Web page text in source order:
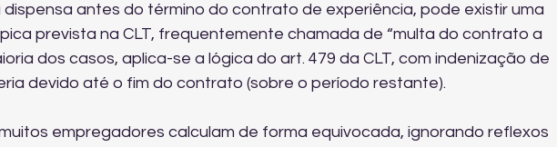
dispensa antes do término do contrato de experiência, pode existir uma
prevista na CLT, frequentemente chamada de “multa do contrato a
dos casos, aplica-se a lógica do art. 479 da CLT, com indenização de
devido até o fim do contrato (sobre o período restante).
empregadores calculam de forma equivocada, ignorando reflexos